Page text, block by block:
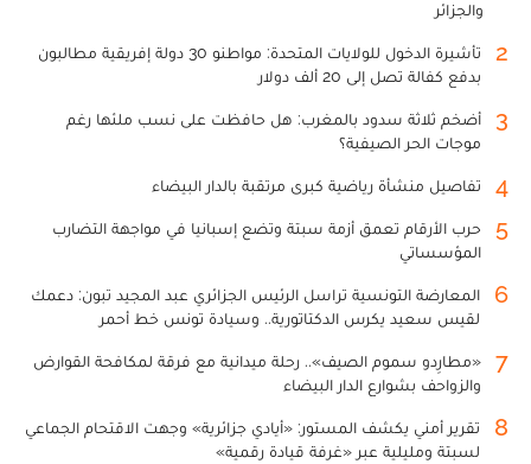
والجزائر
2
تأشيرة الدخول للولايات المتحدة: مواطنو 30 دولة إفريقية مطالبون
بدفع كفالة تصل إلى 20 ألف دولار
3
أضخم ثلاثة سدود بالمغرب: هل حافظت على نسب ملئها رغم
موجات الحر الصيفية؟
4 تفاصيل منشأة رياضية كبرى مرتقبة بالدار البيضاء
5
حرب الأرقام تعمق أزمة سبتة وتضع إسبانيا في مواجهة التضارب
المؤسساتي
6
المعارضة التونسية تراسل الرئيس الجزائري عبد المجيد تبون: دعمك
لقيس سعيد يكرس الدكتاتورية.. وسيادة تونس خط أحمر
7
«مطارِدو سموم الصيف».. رحلة ميدانية مع فرقة لمكافحة القوارض
والزواحف بشوارع الدار البيضاء
8
تقرير أمني يكشف المستور: «أيادي جزائرية» وجهت الاقتحام الجماعي
لسبتة ومليلية عبر «غرفة قيادة رقمية»